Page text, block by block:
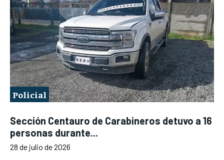
Policial
Sección Centauro de Carabineros detuvo a 16
personas durante...
28 de julio de 2026